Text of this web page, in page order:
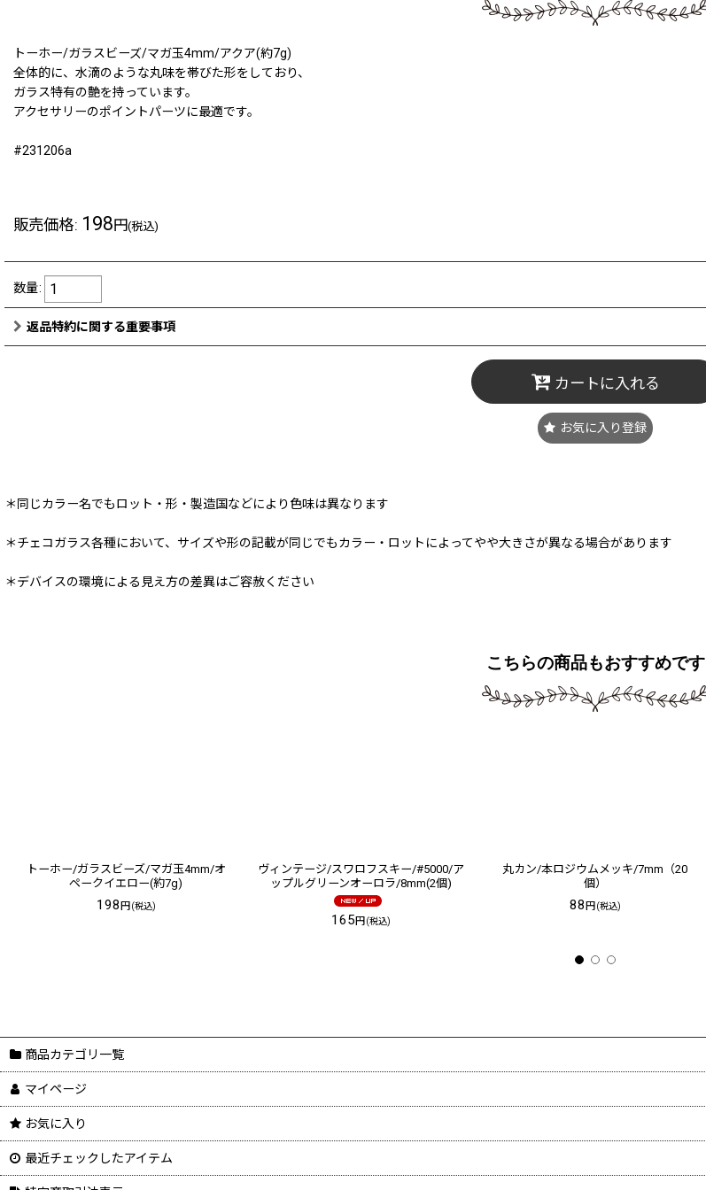
トーホー/ガラスビーズ/マガ玉4mm/アクア(約7g)
全体的に、水滴のような丸味を帯びた形をしており、
ガラス特有の艶を持っています。
アクセサリーのポイントパーツに最適です。
#231206a
販売価格: 198円(税込)
数量:
返品特約に関する重要事項
カートに入れる
お気に入り登録
＊同じカラー名でもロット・形・製造国などにより色味は異なります
＊チェコガラス各種において、サイズや形の記載が同じでもカラー・ロットによってやや大きさが異なる場合があります
＊デバイスの環境による見え方の差異はご容赦ください
こちらの商品もおすすめです
トーホー/ガラスビーズ/マガ玉4mm/オ
ペークイエロー(約7g)
198 円 (税込)
ヴィンテージ/スワロフスキー/#5000/ア
ップルグリーンオーロラ/8mm(2個)
165 円 (税込)
丸カン/本ロジウムメッキ/7mm（20
個）
88 円 (税込)
商品カテゴリ一覧
マイページ
お気に入り
最近チェックしたアイテム